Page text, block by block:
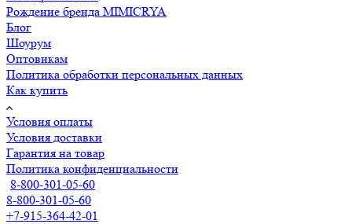
Рождение бренда MIMICRYA
Блог
Шоурум
Оптовикам
Политика обработки персональных данных
Как купить
Условия оплаты
Условия доставки
Гарантия на товар
Политика конфиденциальности
8-800-301-05-60
8-800-301-05-60
+7-915-364-42-01